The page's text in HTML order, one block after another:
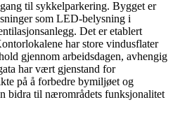
til sykkelparkering. Bygget er
som LED-belysning i
Det er etablert
har store vindusflater
gjennom arbeidsdagen, avhengig
har vært gjenstand for
på å forbedre bymiljøet og
bidra til nærområdets funksjonalitet